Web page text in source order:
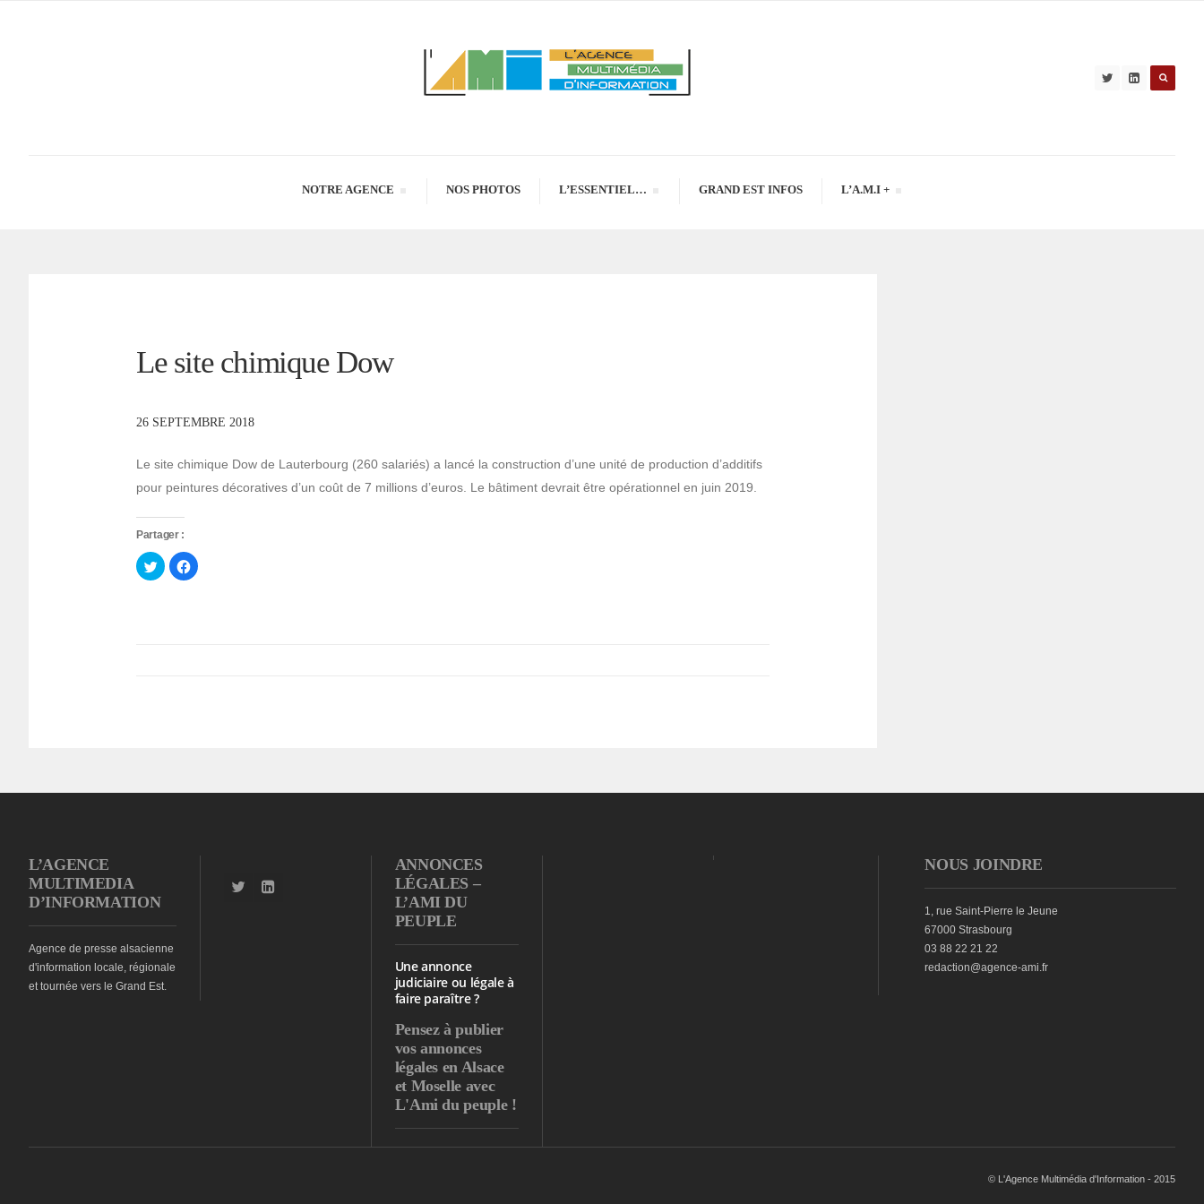
NOTRE AGENCE NOS PHOTOS L’ESSENTIEL… GRAND EST INFOS L’A.M.I +
Le site chimique Dow
26 SEPTEMBRE 2018
Le site chimique Dow de Lauterbourg (260 salariés) a lancé la construction d’une unité de production d’additifs
pour peintures décoratives d’un coût de 7 millions d’euros. Le bâtiment devrait être opérationnel en juin 2019.
Partager :
Cliquez
pour
partager
Cliquez
pour
L’AGENCE
MULTIMEDIA
D’INFORMATION
Agence de presse alsacienne
d'information locale, régionale
et tournée vers le Grand Est.
ANNONCES
LÉGALES –
L’AMI DU
PEUPLE
Une annonce
judiciaire ou légale à
faire paraître ?
Pensez à publier
vos annonces
légales en Alsace
et Moselle avec
L'Ami du peuple !
NOUS JOINDRE
1, rue Saint-Pierre le Jeune
67000 Strasbourg
03 88 22 21 22
redaction@agence-ami.fr
© L'Agence Multimédia d'Information - 2015